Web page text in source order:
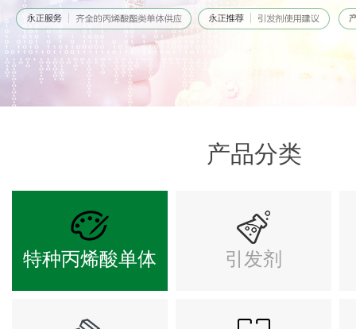
产品分类
特种丙烯酸单体 引发剂